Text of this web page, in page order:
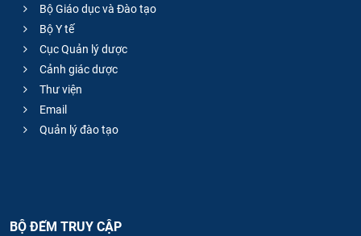
Bộ Giáo dục và Đào tạo
Bộ Y tế
Cục Quản lý dược
Cảnh giác dược
Thư viện
Email
Quản lý đào tạo
BỘ ĐẾM TRUY CẬP